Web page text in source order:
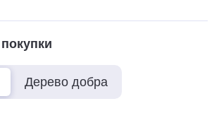
Дерево добра